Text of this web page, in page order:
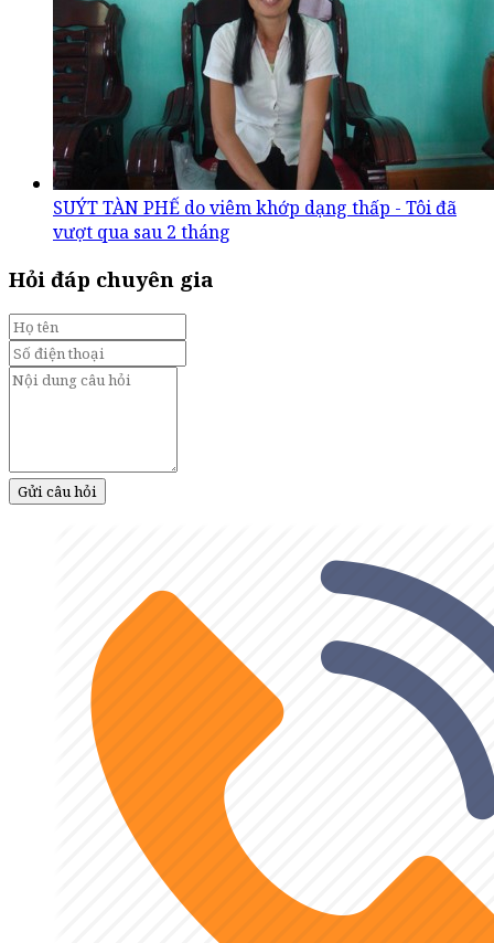
SUÝT TÀN PHẾ do viêm khớp dạng thấp - Tôi đã
vượt qua sau 2 tháng
Hỏi đáp chuyên gia
Gửi câu hỏi